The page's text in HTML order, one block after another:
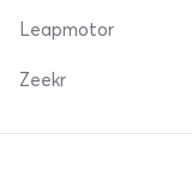
Leapmotor
Zeekr